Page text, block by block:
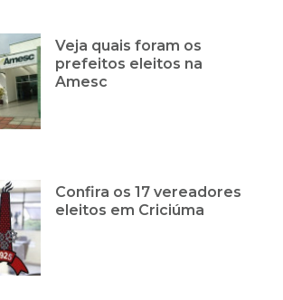
Veja quais foram os
prefeitos eleitos na
Amesc
Confira os 17 vereadores
eleitos em Criciúma